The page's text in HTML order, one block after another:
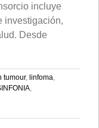
incluye
investigación,
Desde
tumour, linfoma